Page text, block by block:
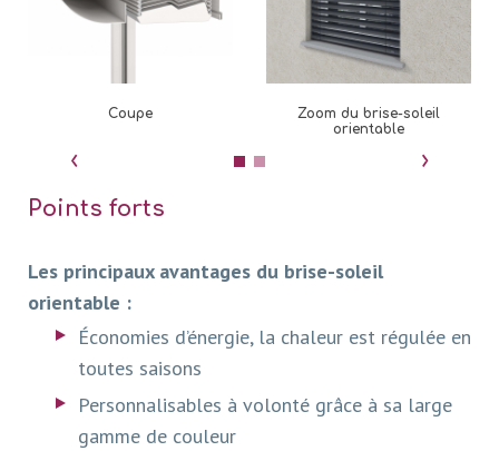
Coupe
Zoom du brise-soleil
orientable
‹ ›
Points forts
Les principaux avantages du brise-soleil
orientable :
Économies d’énergie, la chaleur est régulée en
toutes saisons
Personnalisables à volonté grâce à sa large
gamme de couleur